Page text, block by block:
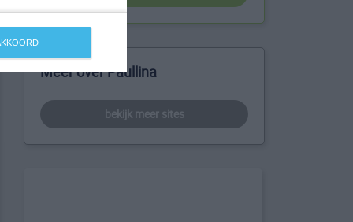
Meer over Paullina
bekijk meer sites